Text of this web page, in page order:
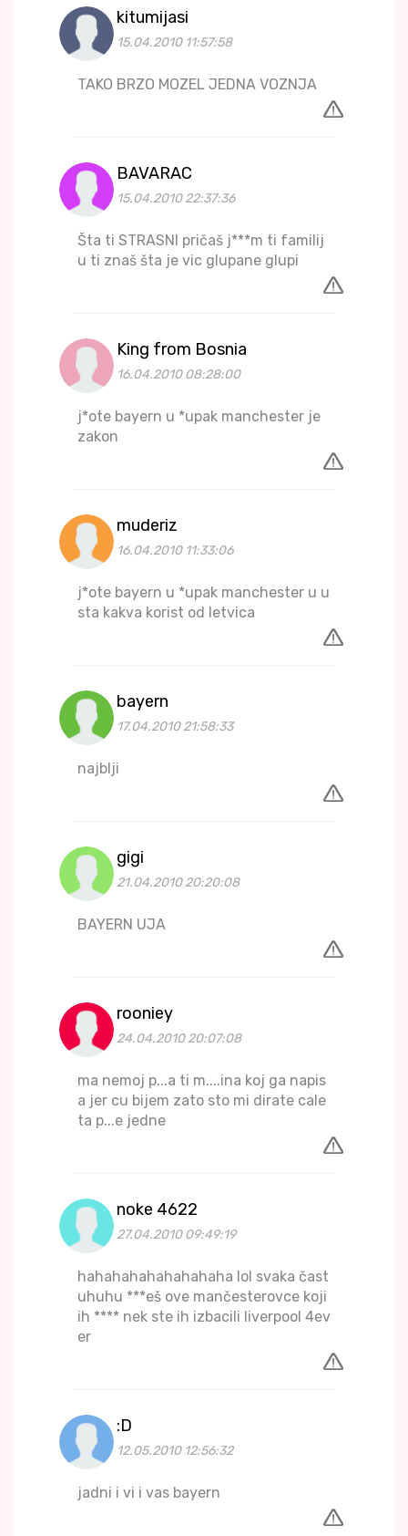
kitumijasi
15.04.2010 11:57:58
TAKO BRZO MOZEL JEDNA VOZNJA
BAVARAC
15.04.2010 22:37:36
Šta ti STRASNI pričaš j***m ti familij
u ti znaš šta je vic glupane glupi
King from Bosnia
16.04.2010 08:28:00
j*ote bayern u *upak manchester je
zakon
muderiz
16.04.2010 11:33:06
j*ote bayern u *upak manchester u u
sta kakva korist od letvica
bayern
17.04.2010 21:58:33
najblji
gigi
21.04.2010 20:20:08
BAYERN UJA
rooniey
24.04.2010 20:07:08
ma nemoj p...a ti m....ina koj ga napis
a jer cu bijem zato sto mi dirate cale
ta p...e jedne
noke 4622
27.04.2010 09:49:19
hahahahahahahahaha lol svaka čast
uhuhu ***eš ove mančesterovce koji
ih **** nek ste ih izbacili liverpool 4ev
er
:D
12.05.2010 12:56:32
jadni i vi i vas bayern